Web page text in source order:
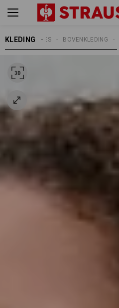
KLEDING BOVENKLEDING
DAMES